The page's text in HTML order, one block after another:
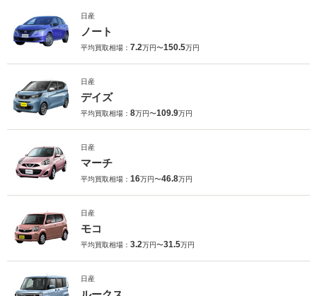
日産
ノート
平均買取相場： 7.2万円〜150.5万円
日産
デイズ
平均買取相場： 8万円〜109.9万円
日産
マーチ
平均買取相場： 16万円〜46.8万円
日産
モコ
平均買取相場： 3.2万円〜31.5万円
日産